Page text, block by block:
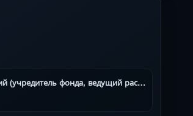
Константин Хабенский (учредитель фонда, ведущий рассказчик)